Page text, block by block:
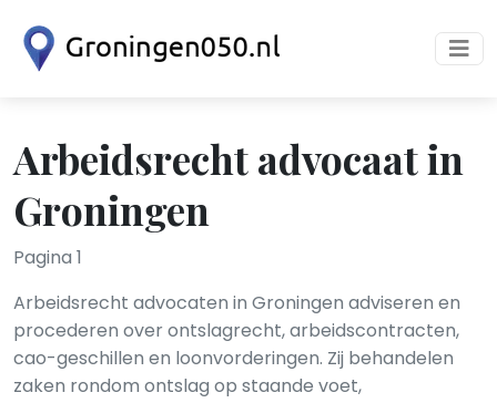
Arbeidsrecht advocaat in
Groningen
Pagina 1
Arbeidsrecht advocaten in Groningen adviseren en
procederen over ontslagrecht, arbeidscontracten,
cao-geschillen en loonvorderingen. Zij behandelen
zaken rondom ontslag op staande voet,